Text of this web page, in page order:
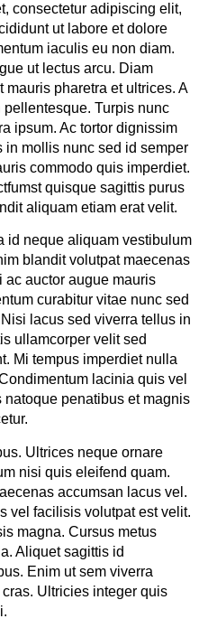
consectetur adipiscing elit,
ut labore et dolore
iaculis eu non diam.
ut lectus arcu. Diam
pharetra et ultrices. A
Turpis nunc
ipsum. Ac tortor dignissim
in mollis nunc sed id semper
commodo quis imperdiet.
quisque sagittis purus
aliquam etiam erat velit.
id neque aliquam vestibulum
blandit volutpat maecenas
ac auctor augue mauris
curabitur vitae nunc sed
lacus sed viverra tellus in
ullamcorper velit sed
Mi tempus imperdiet nulla
lacinia quis vel
penatibus et magnis
Ultrices neque ornare
nisi quis eleifend quam.
accumsan lacus vel.
vel facilisis volutpat est velit.
magna. Cursus metus
Aliquet sagittis id
Enim ut sem viverra
Ultricies integer quis